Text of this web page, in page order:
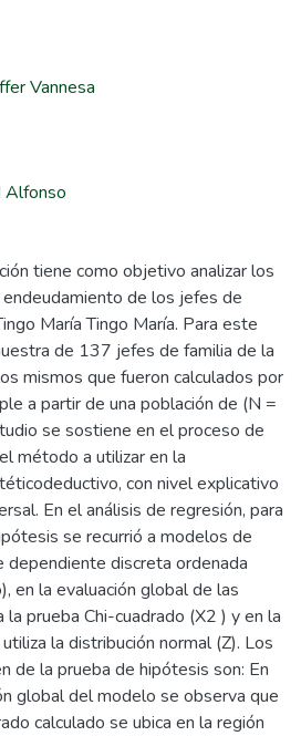
Vannesa
Alfonso
tiene como objetivo analizar los
de los jefes de
María Tingo María. Para este
de 137 jefes de familia de la
mismos que fueron calculados por
a partir de una población de (N =
se sostiene en el proceso de
método a utilizar en la
con nivel explicativo
En el análisis de regresión, para
se recurrió a modelos de
dependiente discreta ordenada
en la evaluación global de las
prueba Chi-cuadrado (X2 ) y en la
la distribución normal (Z). Los
de la prueba de hipótesis son: En
global del modelo se observa que
calculado se ubica en la región